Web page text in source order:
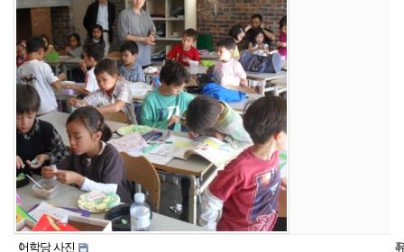
1
어학당 사진
4
2